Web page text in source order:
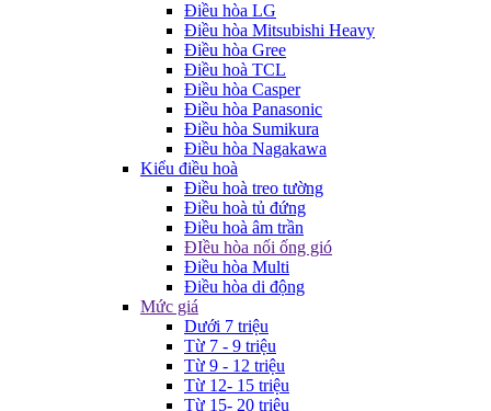
Điều hòa LG
Điều hòa Mitsubishi Heavy
Điều hòa Gree
Điều hoà TCL
Điều hòa Casper
Điều hòa Panasonic
Điều hòa Sumikura
Điều hòa Nagakawa
Kiểu điều hoà
Điều hoà treo tường
Điều hoà tủ đứng
Điều hoà âm trần
ĐIều hòa nối ống gió
Điều hòa Multi
Điều hòa di động
Mức giá
Dưới 7 triệu
Từ 7 - 9 triệu
Từ 9 - 12 triệu
Từ 12- 15 triệu
Từ 15- 20 triệu